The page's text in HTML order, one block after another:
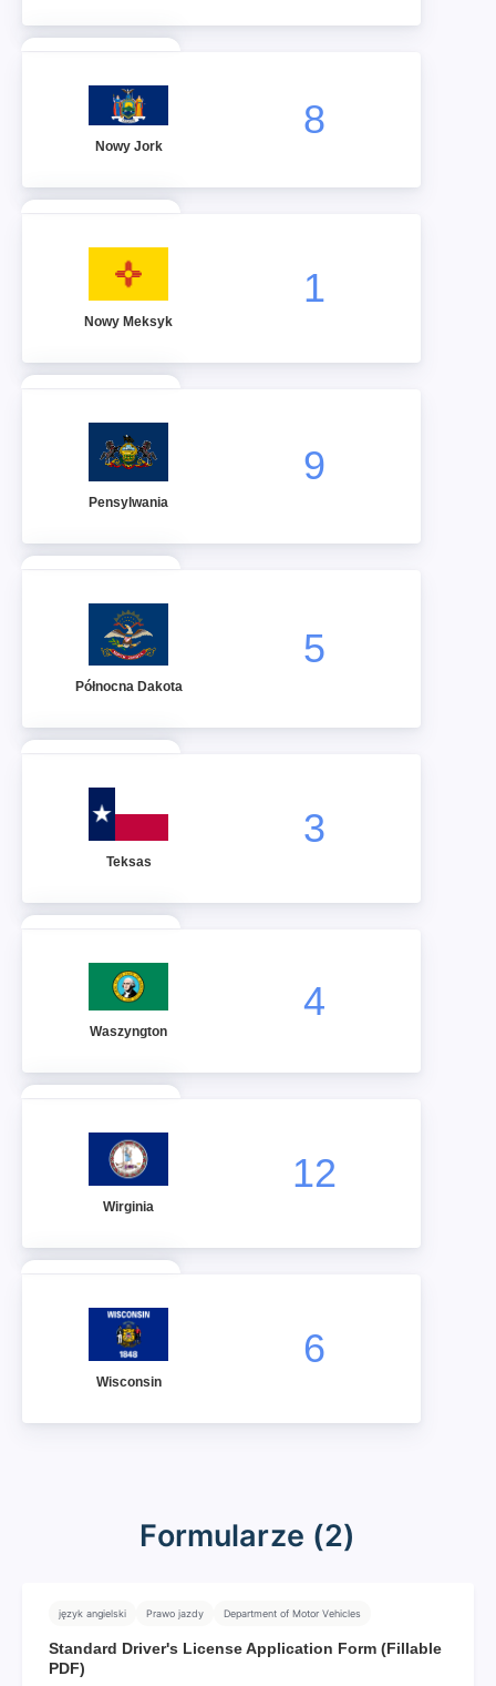
Nowy Jork
8
Nowy Meksyk
1
Pensylwania
9
Północna Dakota
5
Teksas
3
Waszyngton
4
Wirginia
12
Wisconsin
6
Formularze (2)
język angielski Prawo jazdy Department of Motor Vehicles
Standard Driver's License Application Form (Fillable
PDF)